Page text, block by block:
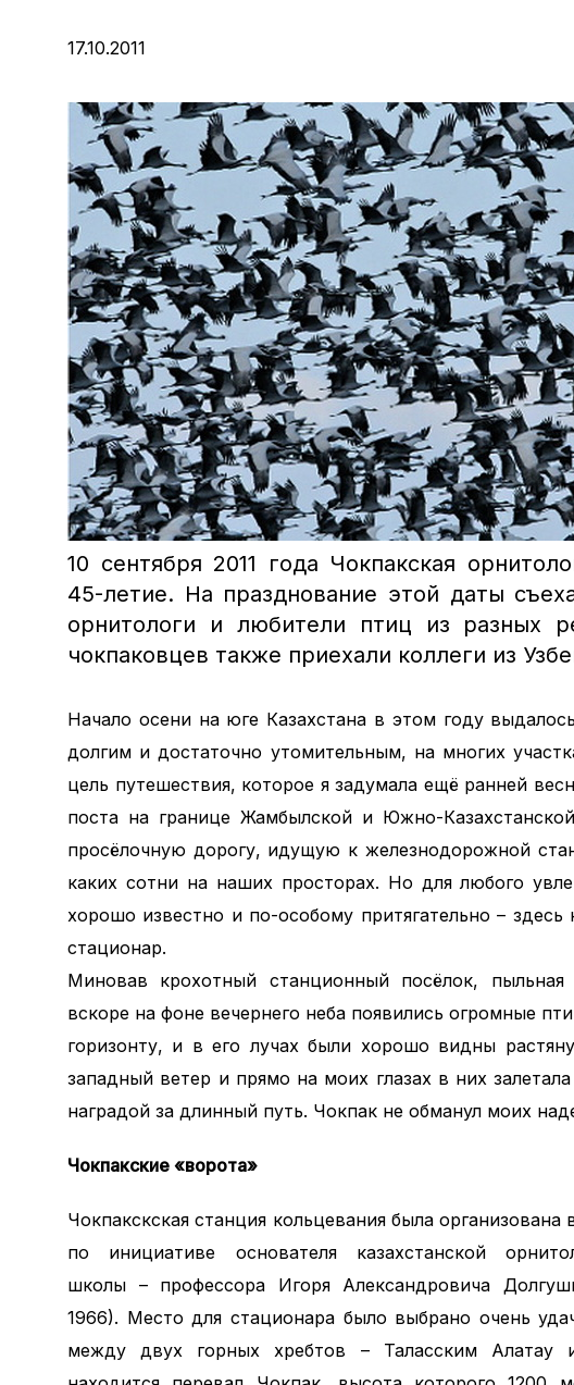
17.10.2011
10 сентября 2011 года Чокпакская
45-летие. На празднование этой даты
орнитологи и любители птиц из разных
чокпаковцев также приехали коллеги из
Начало осени на юге Казахстана в этом году
долгим и достаточно утомительным, на многих
цель путешествия, которое я задумала ещё ранней
поста на границе Жамбылской и Южно-
просёлочную дорогу, идущую к железнодорожной
каких сотни на наших просторах. Но для любого
хорошо известно и по-особому притягательно –
стационар.
Миновав крохотный станционный посёлок,
вскоре на фоне вечернего неба появились огромные
горизонту, и в его лучах были хорошо видны
западный ветер и прямо на моих глазах в них
наградой за длинный путь. Чокпак не обманул моих
Чокпакские «ворота»
Чокпакскская станция кольцевания была организована
по инициативе основателя казахстанской
школы – профессора Игоря Александровича
1966). Место для стационара было выбрано очень
между двух горных хребтов – Таласским Алатау